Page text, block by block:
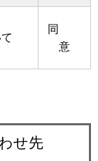
同
意
せ先